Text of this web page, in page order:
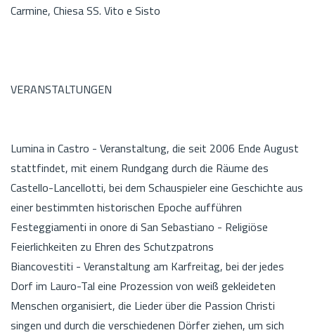
Carmine, Chiesa SS. Vito e Sisto
VERANSTALTUNGEN
Lumina in Castro - Veranstaltung, die seit 2006 Ende August
stattfindet, mit einem Rundgang durch die Räume des
Castello-Lancellotti, bei dem Schauspieler eine Geschichte aus
einer bestimmten historischen Epoche aufführen
Festeggiamenti in onore di San Sebastiano - Religiöse
Feierlichkeiten zu Ehren des Schutzpatrons
Biancovestiti - Veranstaltung am Karfreitag, bei der jedes
Dorf im Lauro-Tal eine Prozession von weiß gekleideten
Menschen organisiert, die Lieder über die Passion Christi
singen und durch die verschiedenen Dörfer ziehen, um sich